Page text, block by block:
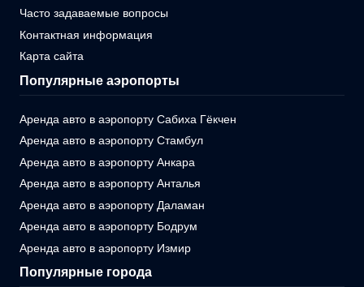
Часто задаваемые вопросы
Контактная информация
Карта сайта
Популярные аэропорты
Аренда авто в аэропорту Сабиха Гёкчен
Аренда авто в аэропорту Стамбул
Аренда авто в аэропорту Анкара
Аренда авто в аэропорту Анталья
Аренда авто в аэропорту Даламан
Аренда авто в аэропорту Бодрум
Аренда авто в аэропорту Измир
Популярные города